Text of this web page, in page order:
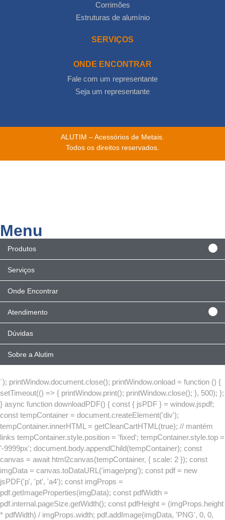
Corrimões
Estruturas de alumínio
SERVIÇOS
ONDE ENCONTRAR
Fale com um representante
Seja um representante
ALUTIM – Acessórios de Metais.
Todos os direitos reservados.
Menu
Produtos
Serviços
Onde Encontrar
Atendimento
Dúvidas
Sobre a Alutim
`); printWindow.document.close(); printWindow.onload = function () {
setTimeout(() => { printWindow.print(); printWindow.close(); }, 500); };
} async function downloadPDF() { const { jsPDF } = window.jspdf;
const tempContainer = document.createElement('div');
tempContainer.innerHTML = getCleanCartHTML(true); // mantém
links tempContainer.style.position = 'fixed'; tempContainer.style.top =
'-9999px'; document.body.appendChild(tempContainer); const
canvas = await html2canvas(tempContainer, { scale: 2 }); const
imgData = canvas.toDataURL('image/png'); const pdf = new
jsPDF('p', 'pt', 'a4'); const imgProps =
pdf.getImageProperties(imgData); const pdfWidth =
pdf.internal.pageSize.getWidth(); const pdfHeight = (imgProps.height
* pdfWidth) / imgProps.width; pdf.addImage(imgData, 'PNG', 0, 0,